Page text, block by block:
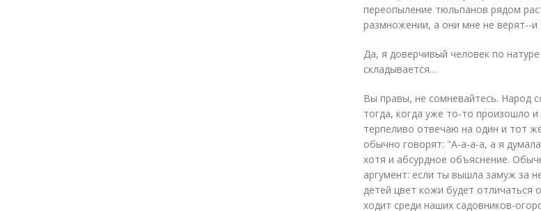
переопыление тюльпанов рядом
размножении, а они мне не верят--
Да, я доверчивый человек по
складывается…
Вы правы, не сомневайтесь. Народ
тогда, когда уже то-то произошло
терпеливо отвечаю на один и тот
обычно говорят: "А-а-а-а, а я
хотя и абсурдное объяснение.
аргумент: если ты вышла замуж за
детей цвет кожи будет отличаться
ходит среди наших садовников-